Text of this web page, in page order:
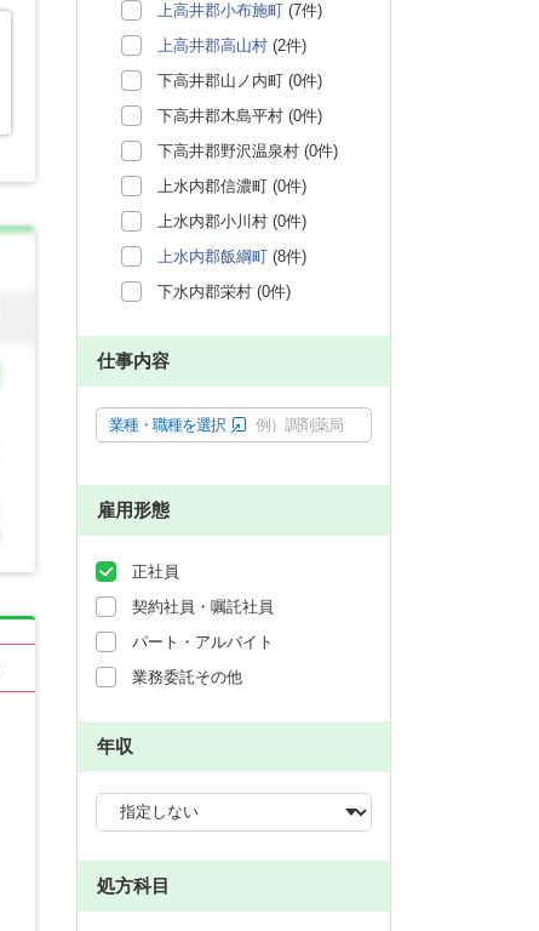
上高井郡小布施町 (7件)
上高井郡高山村 (2件)
下高井郡山ノ内町 (0件)
下高井郡木島平村 (0件)
下高井郡野沢温泉村 (0件)
上水内郡信濃町 (0件)
上水内郡小川村 (0件)
上水内郡飯綱町 (8件)
下水内郡栄村 (0件)
仕事内容
業種・職種を選択 例）調剤薬局
雇用形態
正社員
契約社員・嘱託社員
パート・アルバイト
業務委託その他
年収
処方科目